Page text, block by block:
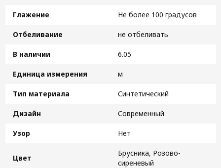
Глажение Не более 100 градусов
Отбеливание не отбеливать
В наличии 6.05
Единица измерения м
Тип материала Синтетический
Дизайн Современный
Узор Нет
Цвет
Брусника, Розово-
сиреневый